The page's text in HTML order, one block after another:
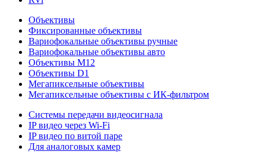
Объективы
Фиксированные объективы
Вариофокальные объективы ручные
Вариофокальные объективы авто
Объективы М12
Объективы D1
Мегапиксельные объективы
Мегапиксельные объективы с ИК-фильтром
Системы передачи видеосигнала
IP видео через Wi-Fi
IP видео по витой паре
Для аналоговых камер